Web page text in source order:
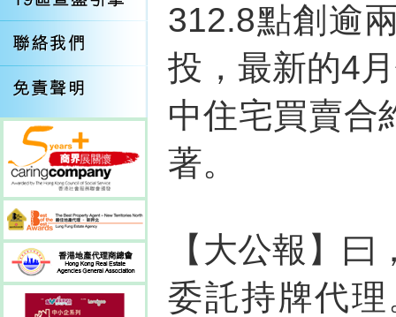
312.8點創逾
投，最新的4
中住宅買賣合
著。
【大公報】
委託持牌代